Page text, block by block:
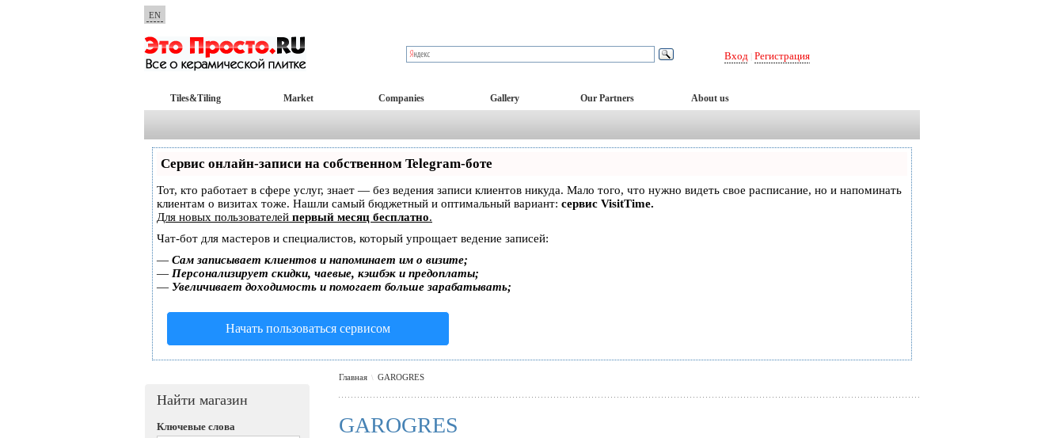
EN
Вход Регистрация
Tiles&Tiling Market Companies Gallery Our Partners About us
Сервис онлайн-записи на собственном Telegram-боте
Тот, кто работает в сфере услуг, знает — без ведения записи клиентов никуда. Мало того, что нужно видеть свое расписание, но и напоминать
клиентам о визитах тоже. Нашли самый бюджетный и оптимальный вариант: сервис VisitTime.
Для новых пользователей первый месяц бесплатно.
Чат-бот для мастеров и специалистов, который упрощает ведение записей:
— Сам записывает клиентов и напоминает им о визите;
— Персонализирует скидки, чаевые, кэшбэк и предоплаты;
— Увеличивает доходимость и помогает больше зарабатывать;
Начать пользоваться сервисом
Главная \ GAROGRES
GAROGRES
Найти магазин
Ключевые слова